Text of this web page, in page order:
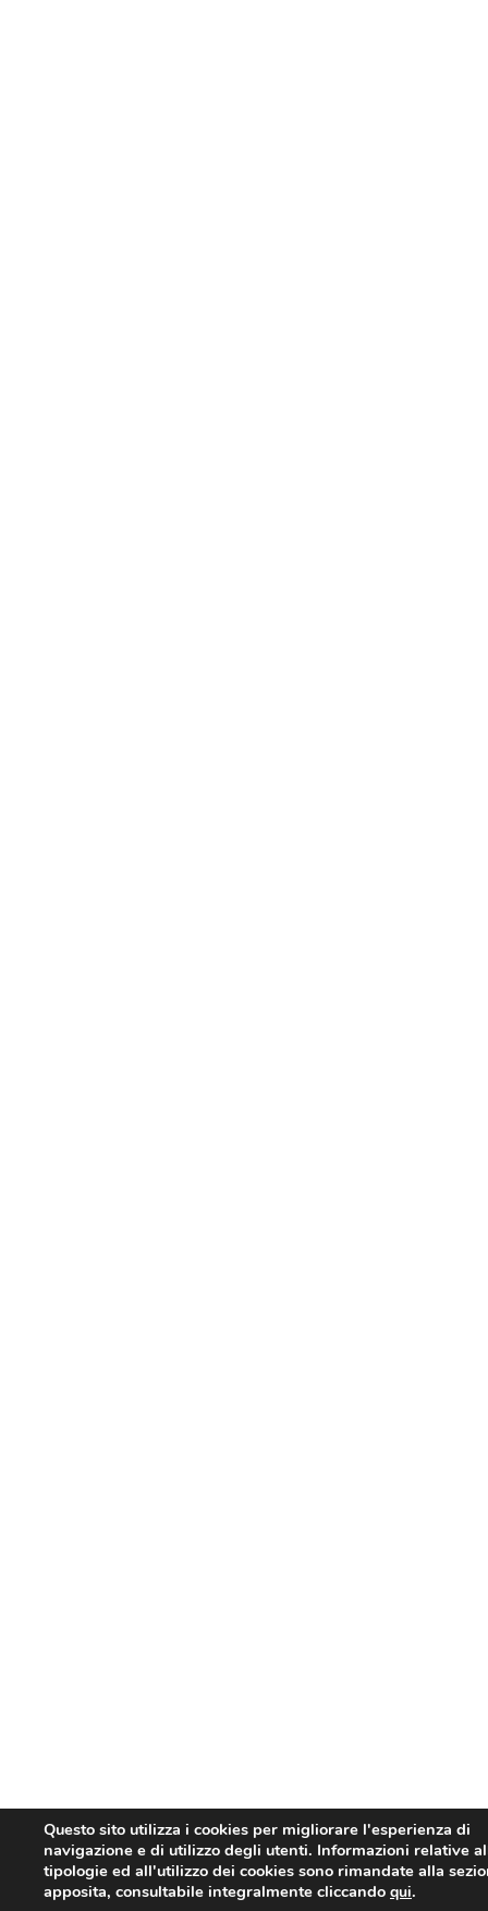
Questo sito utilizza i cookies per migliorare l'esperienza di
navigazione e di utilizzo degli utenti. Informazioni relative
tipologie ed all'utilizzo dei cookies sono rimandate alla
apposita, consultabile integralmente cliccando qui.